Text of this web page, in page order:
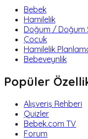
Bebek
Hamilelik
Doğum / Doğum
Çocuk
Hamilelik
Bebeveynlik
Popüler
Alışveriş Rehberi
Quizler
Bebek.com TV
Forum